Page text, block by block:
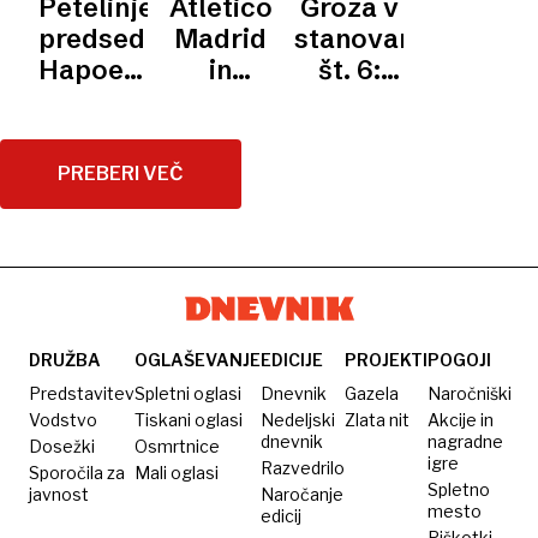
kar na
spletu
za 72
od tega,
da smo
Petelinjenje
predsednika
Hapoela
trenerja
Valencie
Atletico
Madrid
in
do treh
Groza v
stanovanju
št. 6:
PREBERI VEČ
DRUŽBA
Predstavitev
Vodstvo
Dosežki
Sporočila za
javnost
OGLAŠEVANJE
Spletni oglasi
Tiskani oglasi
Osmrtnice
Mali oglasi
EDICIJE
Dnevnik
Nedeljski
dnevnik
Razvedrilo
Naročanje
edicij
PROJEKTI
Gazela
Zlata nit
POGOJI
Naročniški
Akcije in
nagradne
igre
Spletno
mesto